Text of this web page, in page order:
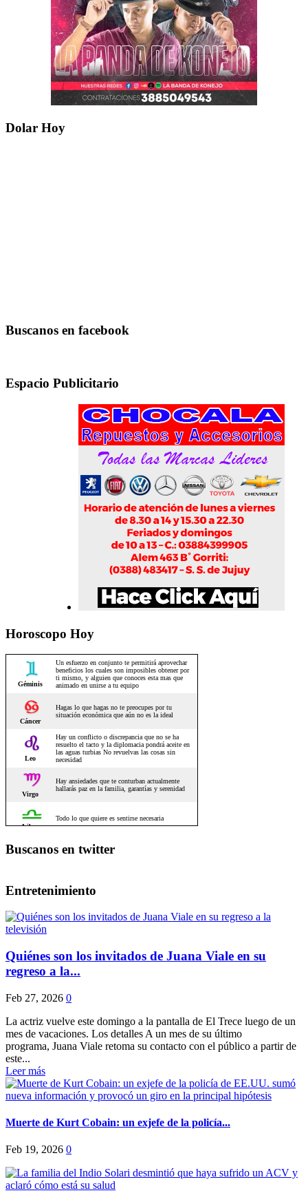
Dolar Hoy
Buscanos en facebook
Espacio Publicitario
Horoscopo Hoy
Buscanos en twitter
Entretenimiento
Quiénes son los invitados de Juana Viale en su
regreso a la...
Feb 27, 2026 0
La actriz vuelve este domingo a la pantalla de El Trece luego de un
mes de vacaciones. Los detalles A un mes de su último
programa, Juana Viale retoma su contacto con el público a partir de
este...
Leer más
Muerte de Kurt Cobain: un exjefe de la policía...
Feb 19, 2026 0